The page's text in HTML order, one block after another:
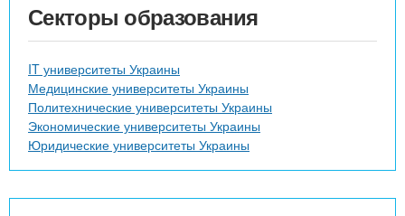
Секторы образования
IT университеты Украины
Медицинские университеты Украины
Политехнические университеты Украины
Экономические университеты Украины
Юридические университеты Украины